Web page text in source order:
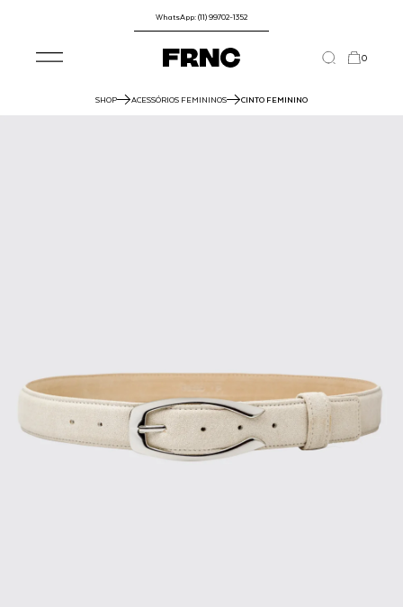
WhatsApp: (11) 99702-1352
0
SHOP ACESSÓRIOS FEMININOS CINTO FEMININO